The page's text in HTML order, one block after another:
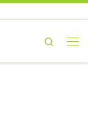
Search